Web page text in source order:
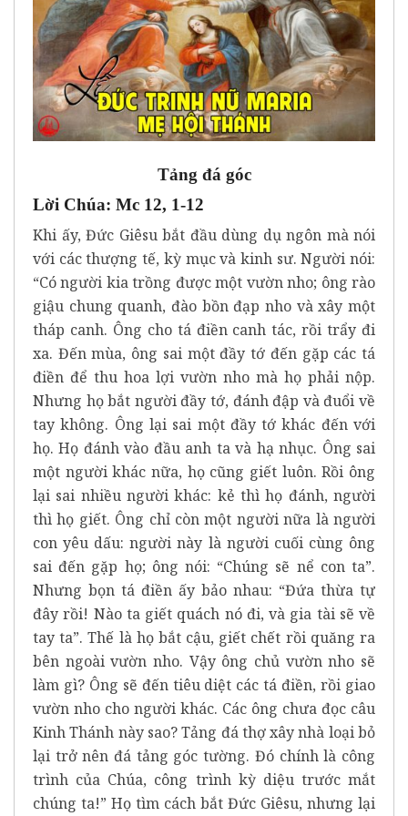
Tảng đá góc
Lời Chúa: Mc 12, 1-12
Khi ấy, Đức Giêsu bắt đầu dùng dụ ngôn mà nói
với các thượng tế, kỳ mục và kinh sư. Người nói:
“Có người kia trồng được một vườn nho; ông rào
giậu chung quanh, đào bồn đạp nho và xây một
tháp canh. Ông cho tá điền canh tác, rồi trẩy đi
xa. Đến mùa, ông sai một đầy tớ đến gặp các tá
điền để thu hoa lợi vườn nho mà họ phải nộp.
Nhưng họ bắt người đầy tớ, đánh đập và đuổi về
tay không. Ông lại sai một đầy tớ khác đến với
họ. Họ đánh vào đầu anh ta và hạ nhục. Ông sai
một người khác nữa, họ cũng giết luôn. Rồi ông
lại sai nhiều người khác: kẻ thì họ đánh, người
thì họ giết. Ông chỉ còn một người nữa là người
con yêu dấu: người này là người cuối cùng ông
sai đến gặp họ; ông nói: “Chúng sẽ nể con ta”.
Nhưng bọn tá điền ấy bảo nhau: “Đứa thừa tự
đây rồi! Nào ta giết quách nó đi, và gia tài sẽ về
tay ta”. Thế là họ bắt cậu, giết chết rồi quăng ra
bên ngoài vườn nho. Vậy ông chủ vườn nho sẽ
làm gì? Ông sẽ đến tiêu diệt các tá điền, rồi giao
vườn nho cho người khác. Các ông chưa đọc câu
Kinh Thánh này sao? Tảng đá thợ xây nhà loại bỏ
lại trở nên đá tảng góc tường. Đó chính là công
trình của Chúa, công trình kỳ diệu trước mắt
chúng ta!” Họ tìm cách bắt Đức Giêsu, nhưng lại